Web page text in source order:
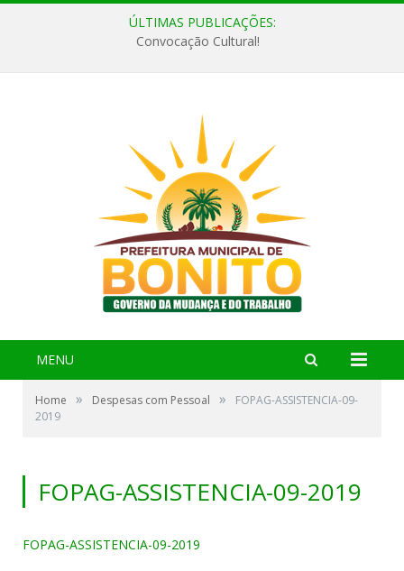
ÚLTIMAS PUBLICAÇÕES:
Convocação Cultural!
MENU
Home » Despesas com Pessoal »
FOPAG-ASSISTENCIA-09-
2019
FOPAG-ASSISTENCIA-09-2019
FOPAG-ASSISTENCIA-09-2019